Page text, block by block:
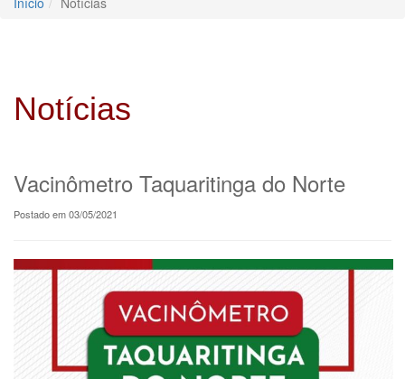
Notícias
Vacinômetro Taquaritinga do Norte
Postado em 03/05/2021